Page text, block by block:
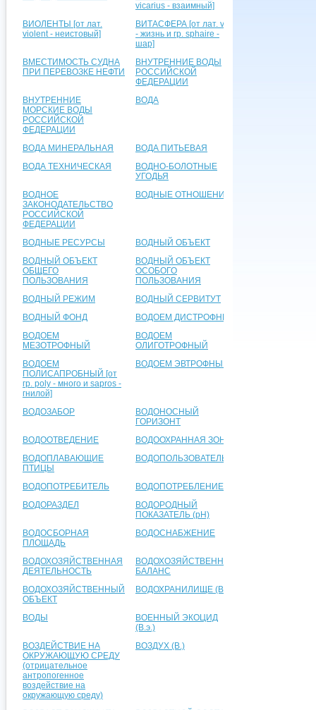
viсarius - взаимный]
ВИОЛЕНТЫ [от лат.
violent - неистовый]
ВИТАСФЕРА [от лат. vita
- жизнь и гр. sphaire -
шар]
ВМЕСТИМОСТЬ СУДНА
ПРИ ПЕРЕВОЗКЕ НЕФТИ
ВНУТРЕННИЕ ВОДЫ
РОССИЙСКОЙ
ФЕДЕРАЦИИ
ВНУТРЕННИЕ
МОРСКИЕ ВОДЫ
РОССИЙСКОЙ
ФЕДЕРАЦИИ
ВОДА
ВОДА МИНЕРАЛЬНАЯ
ВОДА ПИТЬЕВАЯ
ВОДА ТЕХНИЧЕСКАЯ
ВОДНО-БОЛОТНЫЕ
УГОДЬЯ
ВОДНОЕ
ЗАКОНОДАТЕЛЬСТВО
РОССИЙСКОЙ
ФЕДЕРАЦИИ
ВОДНЫЕ ОТНОШЕНИЯ
ВОДНЫЕ РЕСУРСЫ
ВОДНЫЙ ОБЪЕКТ
ВОДНЫЙ ОБЪЕКТ
ОБЩЕГО
ПОЛЬЗОВАНИЯ
ВОДНЫЙ ОБЪЕКТ
ОСОБОГО
ПОЛЬЗОВАНИЯ
ВОДНЫЙ РЕЖИМ
ВОДНЫЙ СЕРВИТУТ
ВОДНЫЙ ФОНД
ВОДОЕМ ДИСТРОФНЫЙ
ВОДОЕМ
МЕЗОТРОФНЫЙ
ВОДОЕМ
ОЛИГОТРОФНЫЙ
ВОДОЕМ
ПОЛИСАПРОБНЫЙ [от
гр. poly - много и sapros -
гнилой]
ВОДОЕМ ЭВТРОФНЫЙ
ВОДОЗАБОР
ВОДОНОСНЫЙ
ГОРИЗОНТ
ВОДООТВЕДЕНИЕ
ВОДООХРАННАЯ ЗОНА
ВОДОПЛАВАЮЩИЕ
ПТИЦЫ
ВОДОПОЛЬЗОВАТЕЛЬ
ВОДОПОТРЕБИТЕЛЬ
ВОДОПОТРЕБЛЕНИЕ
ВОДОРАЗДЕЛ
ВОДОРОДНЫЙ
ПОКАЗАТЕЛЬ (pH)
ВОДОСБОРНАЯ
ПЛОЩАДЬ
ВОДОСНАБЖЕНИЕ
ВОДОХОЗЯЙСТВЕННАЯ
ДЕЯТЕЛЬНОСТЬ
ВОДОХОЗЯЙСТВЕННЫЙ
БАЛАНС
ВОДОХОЗЯЙСТВЕННЫЙ
ОБЪЕКТ
ВОДОХРАНИЛИЩЕ (В.)
ВОДЫ
ВОЕННЫЙ ЭКОЦИД
(В.э.)
ВОЗДЕЙСТВИЕ НА
ОКРУЖАЮЩУЮ СРЕДУ
(отрицательное
антропогенное
воздействие на
окружающую среду)
ВОЗДУХ (В.)